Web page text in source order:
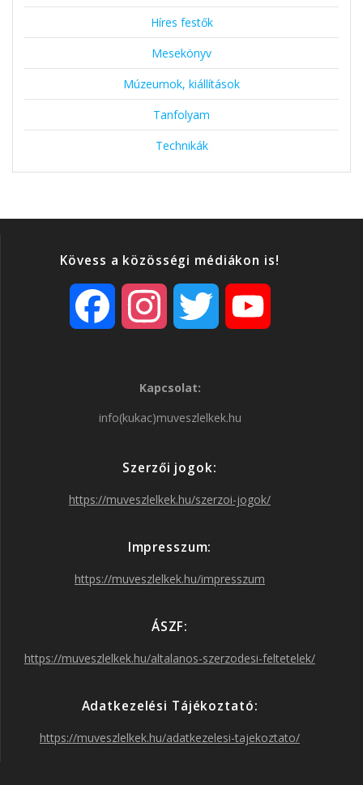
Híres festők
Mesekönyv
Múzeumok, kiállítások
Tanfolyam
Technikák
Kövess a közösségi médiákon is!
o
s
r
a
m
r
Kapcsolat:
info(kukac)muveszlelkek.hu
Szerzői jogok:
https://muveszlelkek.hu/szerzoi-jogok/
Impresszum:
https://muveszlelkek.hu/impresszum
ÁSZF:
https://muveszlelkek.hu/altalanos-szerzodesi-feltetelek/
Adatkezelési Tájékoztató:
https://muveszlelkek.hu/adatkezelesi-tajekoztato/